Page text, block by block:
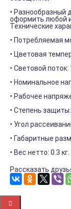
• Разнообразный
оформить любой
Технические
• Потребляемая
• Цветовая
• Световой
• Номинальное
• Рабочее
• Степень
• Угол
• Габаритные
• Вес нетто: 0.3 кг.
Рассказать